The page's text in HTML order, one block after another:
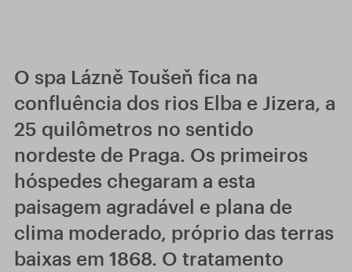
O spa Lázně Toušeň fica na
confluência dos rios Elba e Jizera, a
25 quilômetros no sentido
nordeste de Praga. Os primeiros
hóspedes chegaram a esta
paisagem agradável e plana de
clima moderado, próprio das terras
baixas em 1868. O tratamento